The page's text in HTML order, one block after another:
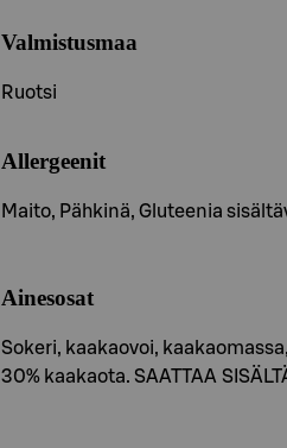
Valmistusmaa
Ruotsi
Allergeenit
Maito, Pähkinä, Gluteenia
Ainesosat
Sokeri, kaakaovoi,
30% kaakaota. SAATTAA